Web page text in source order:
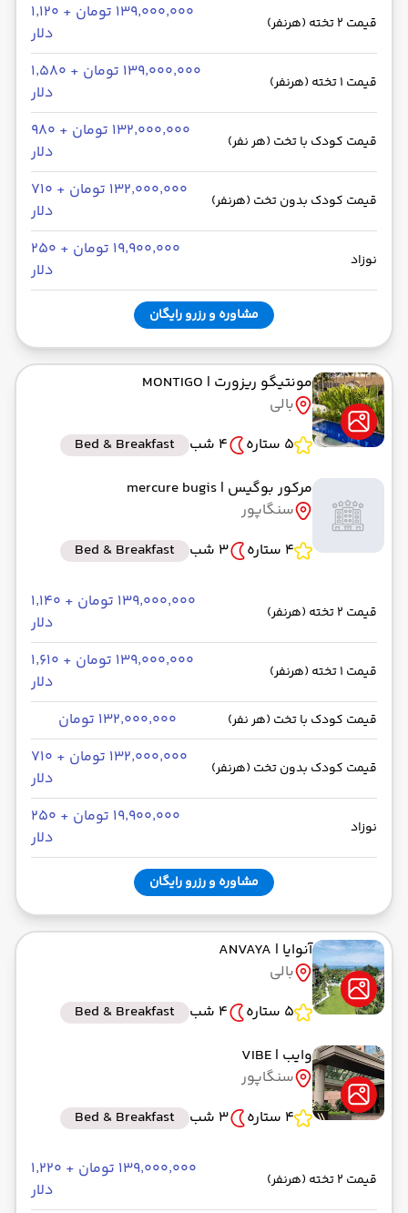
قیمت 2 تخته (هرنفر)
۱۳۹٬۰۰۰٬۰۰۰ تومان + ۱٬۱۲۰
دلار
قیمت 1 تخته (هرنفر)
۱۳۹٬۰۰۰٬۰۰۰ تومان + ۱٬۵۸۰
دلار
قیمت کودک با تخت (هر نفر)
۱۳۲٬۰۰۰٬۰۰۰ تومان + ۹۸۰
دلار
قیمت کودک بدون تخت (هرنفر)
۱۳۲٬۰۰۰٬۰۰۰ تومان + ۷۱۰
دلار
نوزاد
۱۹٬۹۰۰٬۰۰۰ تومان + ۲۵۰
دلار
مشاوره و رزرو رایگان
مونتیگو ریزورت | MONTIGO
بالی
5 ستاره
4 شب
Bed & Breakfast
مرکور بوگیس | mercure bugis
سنگاپور
4 ستاره
3 شب Bed & Breakfast
قیمت 2 تخته (هرنفر)
۱۳۹٬۰۰۰٬۰۰۰ تومان + ۱٬۱۴۰
دلار
قیمت 1 تخته (هرنفر)
۱۳۹٬۰۰۰٬۰۰۰ تومان + ۱٬۶۱۰
دلار
قیمت کودک با تخت (هر نفر) ۱۳۲٬۰۰۰٬۰۰۰ تومان
قیمت کودک بدون تخت (هرنفر)
۱۳۲٬۰۰۰٬۰۰۰ تومان + ۷۱۰
دلار
نوزاد
۱۹٬۹۰۰٬۰۰۰ تومان + ۲۵۰
دلار
مشاوره و رزرو رایگان
آنوایا | ANVAYA
بالی
5 ستاره
4 شب
Bed & Breakfast
وایب | VIBE
سنگاپور
4 ستاره
3 شب Bed & Breakfast
قیمت 2 تخته (هرنفر)
۱۳۹٬۰۰۰٬۰۰۰ تومان + ۱٬۲۲۰
دلار